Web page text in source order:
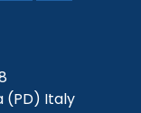
(PD) Italy